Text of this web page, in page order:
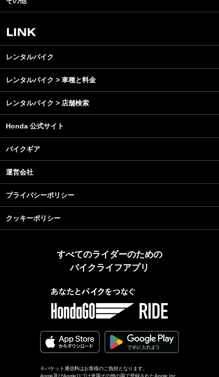
ビジネス
アウトドア
レンタルバイク
スクール・レッスン
レンタルバイク
レンタルバイク > 車種と料金
レンタルバイク > 店舗検索
Honda 公式サイト
バイクギア
運営会社
プライバシーポリシー
クッキーポリシー
すべてのライダーのための
バイクライフアプリ
※パケット通信料はお客様のご負担となります。
Apple及びAppleロゴは米国その他の国で登録されたApple Inc.